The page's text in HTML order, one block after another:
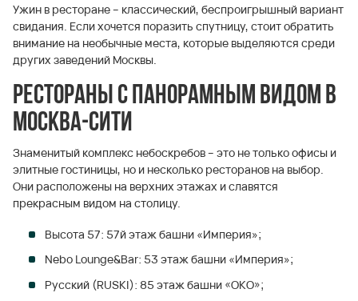
Ужин в ресторане – классический, беспроигрышный вариант
свидания. Если хочется поразить спутницу, стоит обратить
внимание на необычные места, которые выделяются среди
других заведений Москвы.
Рестораны с панорамным видом в
Москва-Сити
Знаменитый комплекс небоскребов – это не только офисы и
элитные гостиницы, но и несколько ресторанов на выбор.
Они расположены на верхних этажах и славятся
прекрасным видом на столицу.
Высота 57: 57й этаж башни «Империя»;
Nebo Lounge&Bar: 53 этаж башни «Империя»;
Русский (RUSKI): 85 этаж башни «ОКО»;